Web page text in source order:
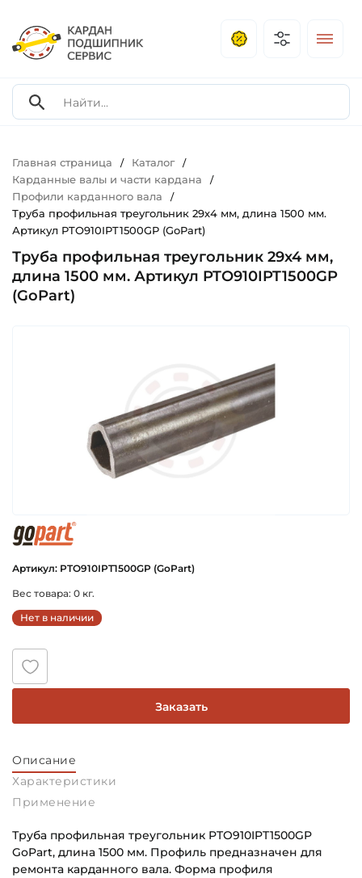
Главная страница / Каталог /
Карданные валы и части кардана /
Профили карданного вала /
Труба профильная треугольник 29х4 мм, длина 1500 мм.
Артикул PTO910IPT1500GP (GoPart)
Труба профильная треугольник 29х4 мм,
длина 1500 мм. Артикул PTO910IPT1500GP
(GoPart)
Артикул: PTO910IPT1500GP (GoPart)
Вес товара: 0 кг.
Нет в наличии
Заказать
Описание
Характеристики
Применение
Труба профильная треугольник PTO910IPT1500GP
GoPart, длина 1500 мм. Профиль предназначен для
ремонта карданного вала. Форма профиля